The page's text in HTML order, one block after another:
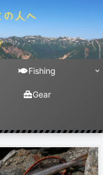
Fishing
Gear